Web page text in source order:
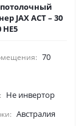
JAX ACT – 30
НE5
70
Не инвертор
Австралия